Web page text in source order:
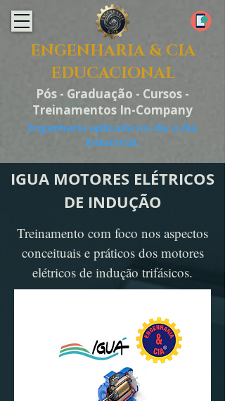
ENGENHARIA & CIA
EDUCACIONAL
Pós - Graduação - Cursos -
Treinamentos In-Company
Engenharia aplicada no dia a dia
industrial.
IGUA MOTORES ELÉTRICOS
DE INDUÇÃO
Treinamento com foco nos aspectos
conceituais e práticos dos motores
elétricos de indução trifásicos.